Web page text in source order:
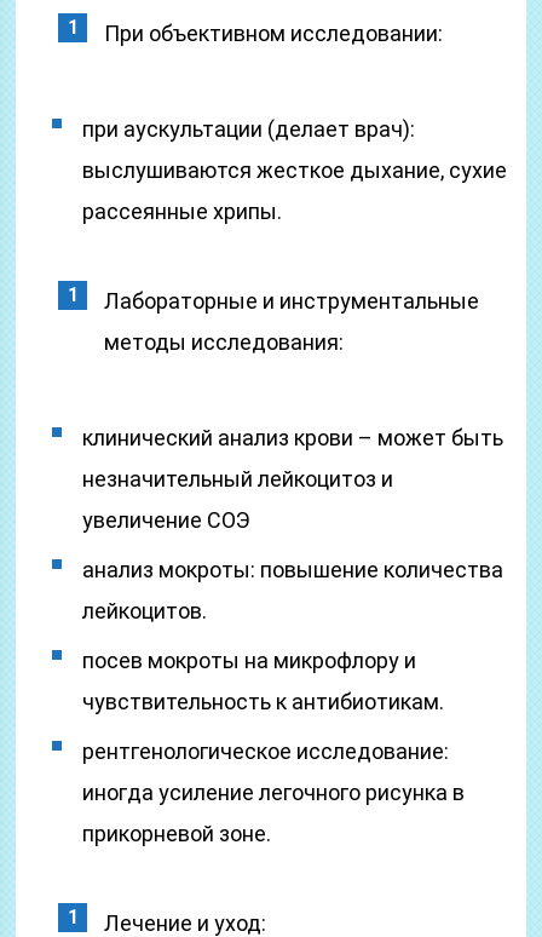
При объективном исследовании:
при аускультации (делает врач):
выслушиваются жесткое дыхание, сухие
рассеянные хрипы.
Лабораторные и инструментальные
методы исследования:
клинический анализ крови – может быть
незначительный лейкоцитоз и
увеличение СОЭ
анализ мокроты: повышение количества
лейкоцитов.
посев мокроты на микрофлору и
чувствительность к антибиотикам.
рентгенологическое исследование:
иногда усиление легочного рисунка в
прикорневой зоне.
Лечение и уход: